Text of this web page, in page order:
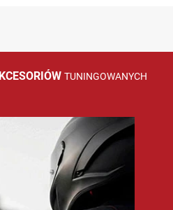
TUNINGOWANYCH